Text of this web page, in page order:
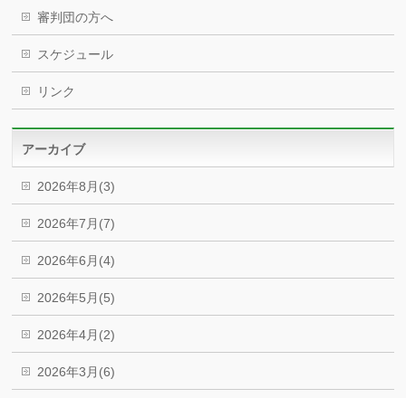
審判団の方へ
スケジュール
リンク
アーカイブ
2026年8月(3)
2026年7月(7)
2026年6月(4)
2026年5月(5)
2026年4月(2)
2026年3月(6)